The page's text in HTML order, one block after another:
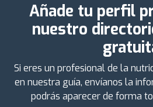
Añade tu perfil
nuestro
Si eres un profesional de la
en nuestra guía, envíanos la
podrás aparecer de forma